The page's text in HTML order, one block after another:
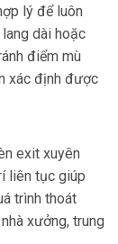
lý để luôn
dài hoặc
điểm mù
xác định được
exit xuyên
liên tục giúp
trình thoát
xưởng, trung